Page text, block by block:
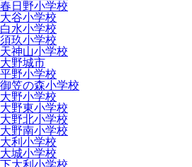
春日野小学校
大谷小学校
白水小学校
須玖小学校
天神山小学校
大野城市
平野小学校
御笠の森小学校
大野小学校
大野東小学校
大野北小学校
大野南小学校
大利小学校
大城小学校
下大利小学校